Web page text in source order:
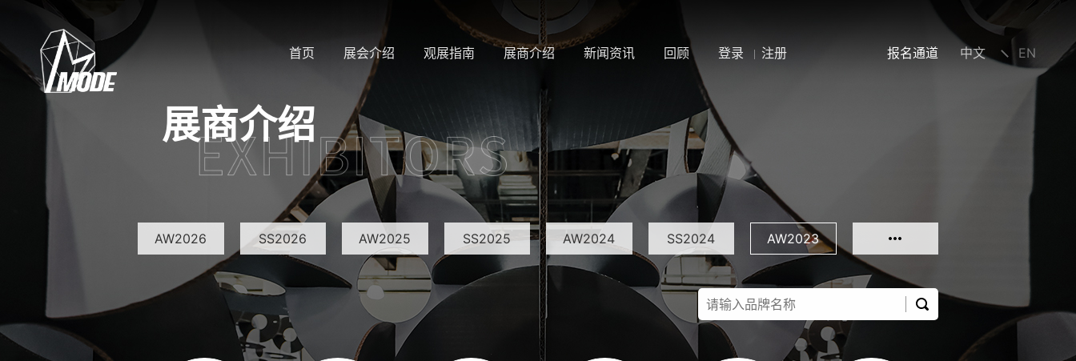
首页 展会介绍 观展指南 展商介绍 新闻资讯 回顾 登录 注册 报名通道 中文 EN
展商介绍
AW2026 SS2026 AW2025 SS2025 AW2024 SS2024 AW2023
SS2023 SS2022 AW2021 SS2021 SS2020 AW2019 SS2019
AW2018 SS2018 AW2016 SS2016